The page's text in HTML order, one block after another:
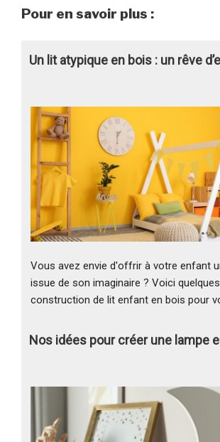
Pour en savoir plus :
Un lit atypique en bois : un rêve
Vous avez envie d'offrir à votre enfant
issue de son imaginaire ? Voici
construction de lit enfant en bois pour
Nos idées pour créer une lampe